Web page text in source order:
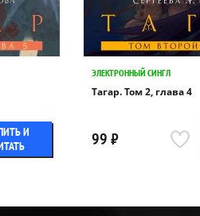
И
ЭЛЕКТРОННЫЙ СИНГЛ
Тагар. Том 2, глава 4
99 ₽